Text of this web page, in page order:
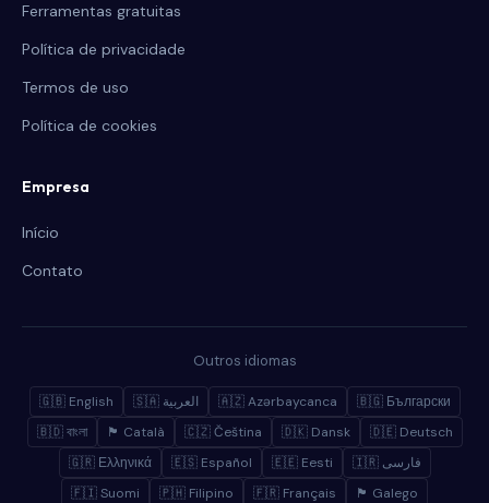
Ferramentas gratuitas
Política de privacidade
Termos de uso
Política de cookies
Empresa
Início
Contato
Outros idiomas
🇬🇧 English 🇸🇦 العربية 🇦🇿 Azərbaycanca
🇧🇬 Български
🇧🇩 বাংলা
🏴 Català 🇨🇿 Čeština 🇩🇰 Dansk
🇩🇪 Deutsch
🇬🇷 Ελληνικά
🇪🇸 Español 🇪🇪 Eesti
🇮🇷 فارسی
🇫🇮 Suomi
🇵🇭 Filipino 🇫🇷 Français 🏴 Galego